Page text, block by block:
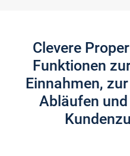
Clevere
Funktionen
Einnahmen,
Abläufen